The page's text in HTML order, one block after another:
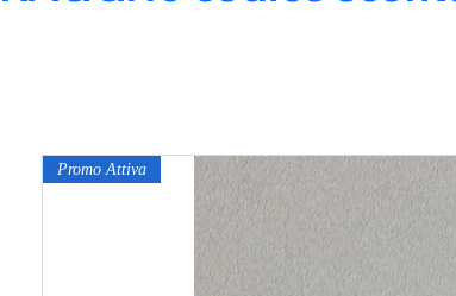
Promo Attiva